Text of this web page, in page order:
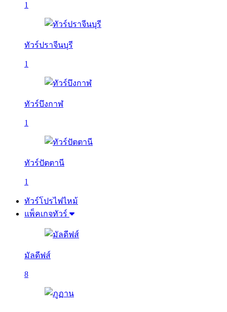
1
ทัวร์ปราจีนบุรี
1
ทัวร์บึงกาฬ
1
ทัวร์ปัตตานี
1
ทัวร์โปรไฟไหม้
แพ็คเกจทัวร์
มัลดีฟส์
8